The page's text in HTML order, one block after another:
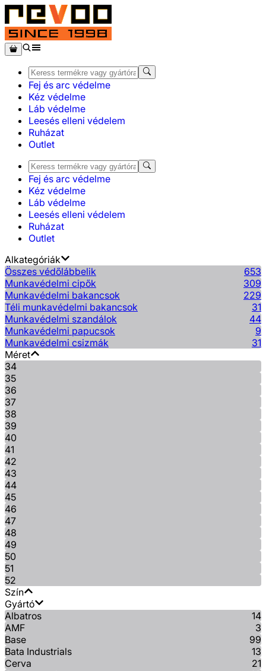
Fej és arc védelme
Kéz védelme
Láb védelme
Leesés elleni védelem
Ruházat
Outlet
Fej és arc védelme
Kéz védelme
Láb védelme
Leesés elleni védelem
Ruházat
Outlet
Alkategóriák
Összes védőlábbelik
653
Munkavédelmi cipők
309
Munkavédelmi bakancsok
229
Téli munkavédelmi bakancsok
31
Munkavédelmi szandálok
44
Munkavédelmi papucsok
9
Munkavédelmi csizmák
31
Méret
34
35
36
37
38
39
40
41
42
43
44
45
46
47
48
49
50
51
52
Szín
Gyártó
Albatros
14
AMF
3
Base
99
Bata Industrials
13
Cerva
21